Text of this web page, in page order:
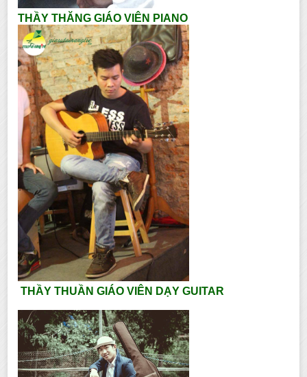
THẦY THĂNG GIÁO VIÊN PIANO
THẦY THUẦN GIÁO VIÊN DẠY GUITAR